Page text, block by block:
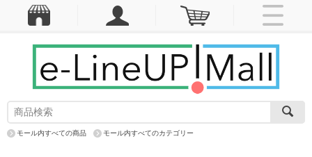
モール内すべての商品 モール内すべてのカテゴリー